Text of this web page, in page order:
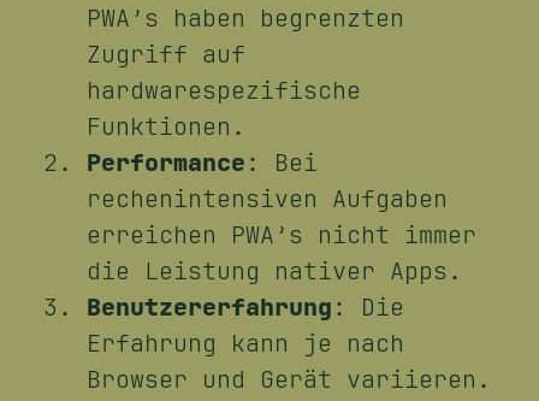
PWA’s haben begrenzten
Zugriff auf
hardwarespezifische
Funktionen.
Performance: Bei
rechenintensiven Aufgaben
erreichen PWA’s nicht immer
die Leistung nativer Apps.
Benutzererfahrung: Die
Erfahrung kann je nach
Browser und Gerät variieren.